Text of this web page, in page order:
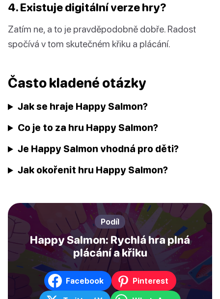
4. Existuje digitální verze hry?
Zatím ne, a to je pravděpodobně dobře. Radost
spočívá v tom skutečném křiku a plácání.
Často kladené otázky
Jak se hraje Happy Salmon?
Co je to za hru Happy Salmon?
Je Happy Salmon vhodná pro děti?
Jak okořenit hru Happy Salmon?
Podíl
Happy Salmon: Rychlá hra plná
plácání a křiku
Facebook Pinterest